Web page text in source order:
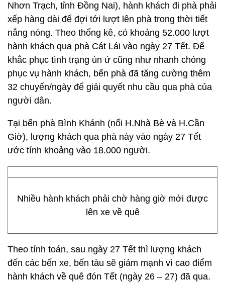
Nhơn Trạch, tỉnh Đồng Nai), hành khách đi phà phải
xếp hàng dài để đợi tới lượt lên phà trong thời tiết
nắng nóng. Theo thống kê, có khoảng 52.000 lượt
hành khách qua phà Cát Lái vào ngày 27 Tết. Để
khắc phục tình trạng ùn ứ cũng như nhanh chóng
phục vụ hành khách, bến phà đã tăng cường thêm
32 chuyến/ngày để giải quyết nhu cầu qua phà của
người dân.
Tại bến phà Bình Khánh (nối H.Nhà Bè và H.Cần
Giờ), lượng khách qua phà này vào ngày 27 Tết
ước tính khoảng vào 18.000 người.
Nhiều hành khách phải chờ hàng giờ mới được
lên xe về quê
Theo tính toán, sau ngày 27 Tết thì lượng khách
đến các bến xe, bến tàu sẽ giảm mạnh vì cao điểm
hành khách về quê đón Tết (ngày 26 – 27) đã qua.